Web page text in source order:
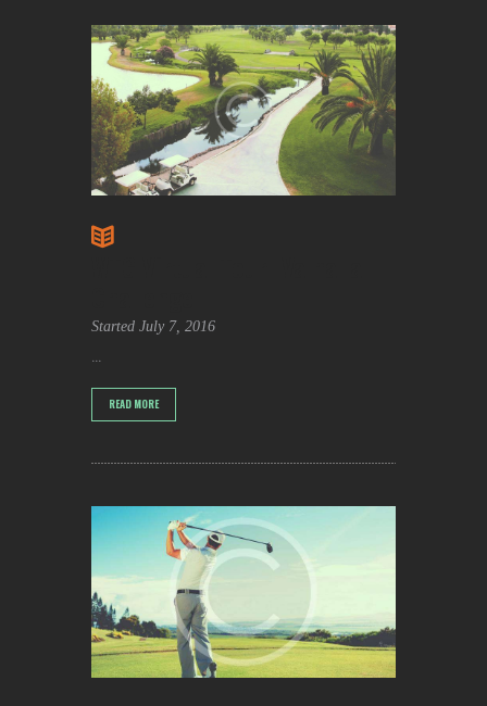
Started July 7, 2016
...
READ MORE